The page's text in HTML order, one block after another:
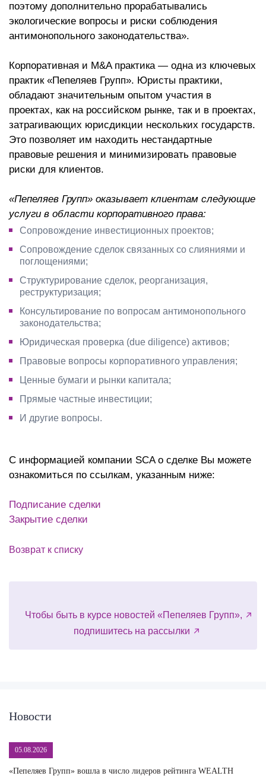
поэтому дополнительно прорабатывались
экологические вопросы и риски соблюдения
антимонопольного законодательства».
Корпоративная и M&A практика — одна из ключевых
практик «Пепеляев Групп». Юристы практики,
обладают значительным опытом участия в
проектах, как на российском рынке, так и в проектах,
затрагивающих юрисдикции нескольких государств.
Это позволяет им находить нестандартные
правовые решения и минимизировать правовые
риски для клиентов.
«Пепеляев Групп» оказывает клиентам следующие
услуги в области корпоративного права:
Сопровождение инвестиционных проектов;
Сопровождение сделок связанных со слияниями и
поглощениями;
Структурирование сделок, реорганизация,
реструктуризация;
Консультирование по вопросам антимонопольного
законодательства;
Юридическая проверка (due diligence) активов;
Правовые вопросы корпоративного управления;
Ценные бумаги и рынки капитала;
Прямые частные инвестиции;
И другие вопросы.
С информацией компании SCA о сделке Вы можете
ознакомиться по ссылкам, указанным ниже:
Подписание сделки
Закрытие сделки
Возврат к списку
Чтобы быть в курсе новостей «Пепеляев Групп»,
подпишитесь на рассылки
Новости
05.08.2026
«Пепеляев Групп» вошла в число лидеров рейтинга WEALTH